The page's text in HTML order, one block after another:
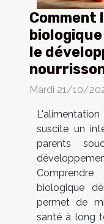
le
Mardi 21/10/
suscite un
parents
biologique
permet de
santé à long